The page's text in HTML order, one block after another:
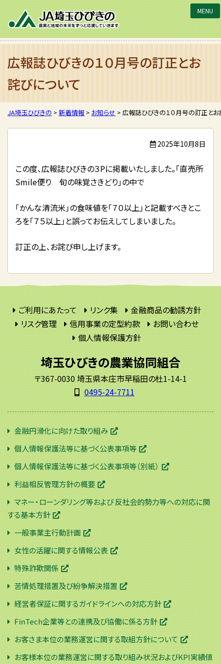
JA埼玉ひびきの
広報誌ひびきの１０月号の訂正とお
詫びについて
JA埼玉ひびきの > 新着情報 > お知らせ > 広報誌ひびきの１０月号の訂正と
2025年10月8日
この度、広報誌ひびきの３Pに掲載いたしました。「直売所
Smile便り 旬の味覚さきどり」の中で
「かんな清流米」の食味値を「７０以上」と記載すべきとこ
ろを「７５以上」と誤ってお伝えしてしまいました。
訂正の上、お詫び申し上げます。
ご利用にあたって リンク集
金融商品の勧誘方針
リスク管理
信用事業の定型約款
お問い合わせ
個人情報保護方針
埼玉ひびきの農業協同組合
〒367-0030 埼玉県本庄市早稲田の杜1-14-1
0495-24-7711
金融円滑化に向けた取り組み
個人情報保護法等に基づく公表事項等
個人情報保護法等に基づく公表事項等（別紙）
利益相反管理方針の概要
マネー・ローンダリング等および 反社会的勢力等への対応に関
する基本方針
一般事業主行動計画
女性の活躍に関する情報公表
特殊詐欺関係
苦情処理措置及び紛争解決措置
経営者保証に関するガイドラインへの対応方針
FinTech企業等との連携及び協働に係る方針
お客さま本位の業務運営に関する取組方針について
お客様本位の業務運営に関する取り組み状況およびKPI実績値